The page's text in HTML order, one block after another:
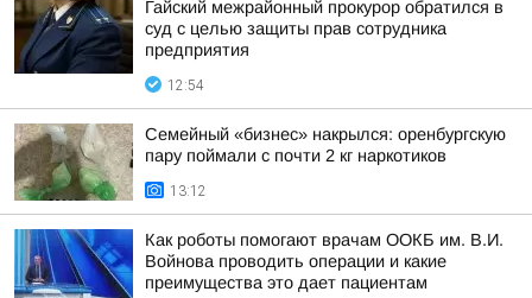
Гайский межрайонный прокурор обратился в
суд с целью защиты прав сотрудника
предприятия
12:54
Семейный «бизнес» накрылся: оренбургскую
пару поймали с почти 2 кг наркотиков
13:12
Как роботы помогают врачам ООКБ им. В.И.
Войнова проводить операции и какие
преимущества это дает пациентам